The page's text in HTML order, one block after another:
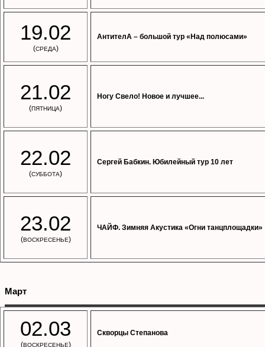
19.02
(СРЕДА)
АнтителА – большой тур «Над полюсами»
21.02
(ПЯТНИЦА)
Ногу Свело! Новое и лучшее...
22.02
(СУББОТА)
Сергей Бабкин. Юбилейный тур 10 лет
23.02
(ВОСКРЕСЕНЬЕ)
ЧАЙФ. Зимняя Акустика «Огни танцплощадки»
Март
02.03
(ВОСКРЕСЕНЬЕ)
Скворцы Степанова